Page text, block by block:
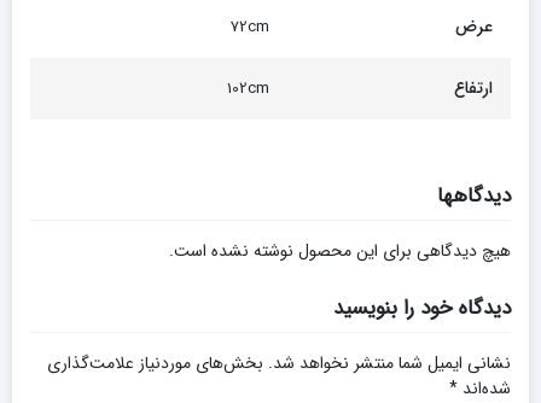
عرض 72cm
ارتفاع 102cm
دیدگاهها
هیچ دیدگاهی برای این محصول نوشته نشده است.
دیدگاه خود را بنویسید
نشانی ایمیل شما منتشر نخواهد شد. بخش‌های موردنیاز علامت‌گذاری
شده‌اند *